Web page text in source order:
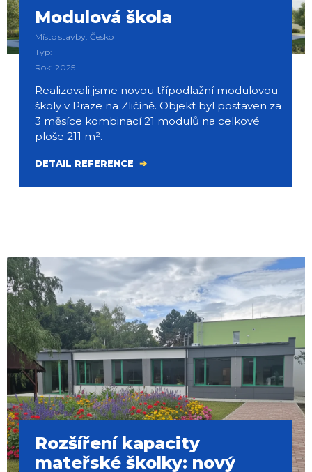
Modulová škola
Místo stavby: Česko
Typ:
Rok: 2025
Realizovali jsme novou třípodlažní modulovou
školy v Praze na Zličíně. Objekt byl postaven za
3 měsíce kombinací 21 modulů na celkové
ploše 211 m².
DETAIL REFERENCE
Rozšíření kapacity
mateřské školky: nový